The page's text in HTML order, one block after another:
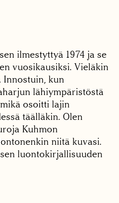
ilmestyttyä 1974 ja se
vuosikausiksi. Vieläkin
Innostuin, kun
lähiympäristöstä
osoitti lajin
täälläkin. Olen
Kuhmon
niitä kuvasi.
luontokirjallisuuden